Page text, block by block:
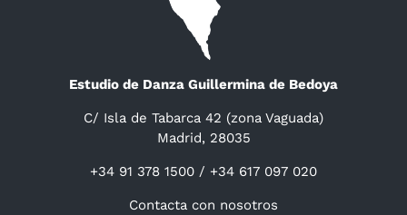
Estudio de Danza Guillermina de Bedoya
C/ Isla de Tabarca 42 (zona Vaguada)
Madrid, 28035
+34 91 378 1500 / +34 617 097 020
Contacta con nosotros